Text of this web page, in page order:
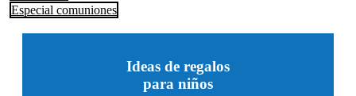
Especial comuniones
Ideas de regalos
para niños